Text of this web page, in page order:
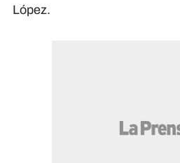
López.